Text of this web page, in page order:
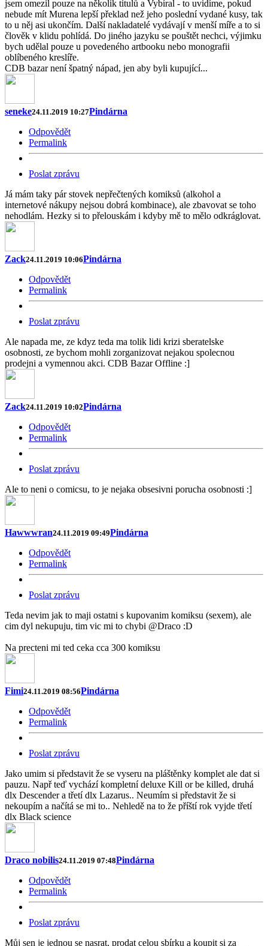
jsem omezil pouze na několik titulů a Vybíral - to uvidíme, pokud
nebude mít Murena lepší překlad než jeho poslední vydané kusy, tak
to u něj asi ukončím. Další nakladatelé vydávají v menší míře a to si
člověk v klidu pohlídá. Do jiného jazyku se pouštět nechci, výjimku
bych udělal pouze u povedeného artbooku nebo monografii
oblíbeného kreslíře.
CDB bazar není špatný nápad, jen aby byli kupující...
seneke24.11.2019 10:27Pindárna
Odpovědět
Permalink
Poslat zprávu
Já mám taky pár stovek nepřečtených komiksů (alkohol a
internetové nákupy nejsou dobrá kombinace), ale zbavovat se toho
nehodlám. Hezky si to přelouskám i kdyby mě to mělo odkráglovat.
Zack24.11.2019 10:06Pindárna
Odpovědět
Permalink
Poslat zprávu
Ale napada me, ze kdyz teda ma tolik lidi krizi sberatelske
osobnosti, ze bychom mohli zorganizovat nejakou spolecnou
prodejni a vymennou akci. CDB Bazar Offline :]
Zack24.11.2019 10:02Pindárna
Odpovědět
Permalink
Poslat zprávu
Ale to neni o comicsu, to je nejaka obsesivni porucha osobnosti :]
Hawwwran24.11.2019 09:49Pindárna
Odpovědět
Permalink
Poslat zprávu
Teda nevim jak to maji ostatni s kupovanim komiksu (sexem), ale
cim dyl nekupuju, tim vic mi to chybi @Draco :D
Na precteni mi ted ceka cca 300 komiksu
Fimi24.11.2019 08:56Pindárna
Odpovědět
Permalink
Poslat zprávu
Jako umim si představit že se vyseru na pláštěnky komplet ale dat si
pauzu. Např teď vychází kompletní deluxe Kill or be killed, druhá
dlx Descender a třetí dlx Lazarus.. Neumím si představit že si
nekoupím a načítá se mi to.. Nehledě na to že příští rok vyjde třetí
dlx Black science
Draco nobilis24.11.2019 07:48Pindárna
Odpovědět
Permalink
Poslat zprávu
Můj sen je jednou se nasrat, prodat celou sbírku a koupit si za